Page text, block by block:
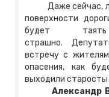
Даже сейчас,
поверхности
будет
страшно.
встречу с
опасения, как
выходили
Александр